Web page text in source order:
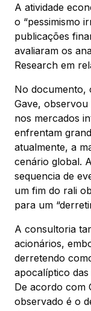
A atividade
o “pessimismo
publicações
avaliaram os
Research em
No documento,
Gave, observou
nos mercados
enfrentam
atualmente, a
cenário global.
sequencia de
um fim do rali
para um
A consultoria
acionários,
derretendo
apocalíptico das
De acordo com
observado é o